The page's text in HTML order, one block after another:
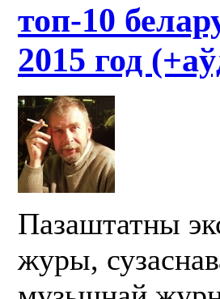
топ-10
2015 год
Пазаштатны
журы,